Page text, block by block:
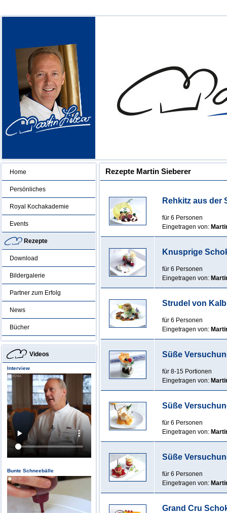
Home
Persönliches
Royal Kochakademie
Events
Rezepte
Download
Bildergalerie
Partner zum Erfolg
News
Bücher
Videos
Interview
Bunte Schneebälle
Rezepte Martin Sieberer
Rehkitz aus der
für 6 Personen
Eingetragen von:
Knusprige
für 6 Personen
Eingetragen von:
Strudel von
für 6 Personen
Eingetragen von:
Süße
für 8-15 Portionen
Eingetragen von:
Süße
für 6 Personen
Eingetragen von:
Süße
für 6 Personen
Eingetragen von:
Grand Cru